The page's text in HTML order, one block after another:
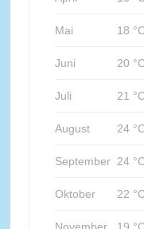
Mai 18
Juni 20
Juli 21
August 24
September 24
Oktober 22